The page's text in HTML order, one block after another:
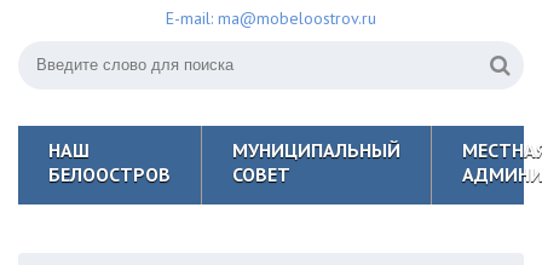
E-mail: ma@mobeloostrov.ru
НАШ
БЕЛООСТРОВ
МУНИЦИПАЛЬНЫЙ
СОВЕТ